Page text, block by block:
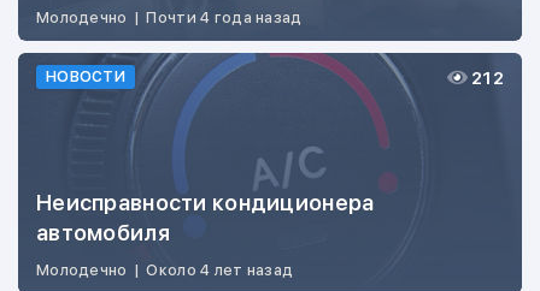
Молодечно | Почти 4 года назад
НОВОСТИ
Неисправности кондиционера
автомобиля
Молодечно | Около 4 лет назад
212